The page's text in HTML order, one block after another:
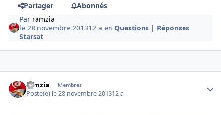
Partager
Abonnés
Par ramzia
le 28 novembre 201312 a enQuestions | Réponses
Starsat
ramzia Membres
Posté(e) le 28 novembre 201312 a